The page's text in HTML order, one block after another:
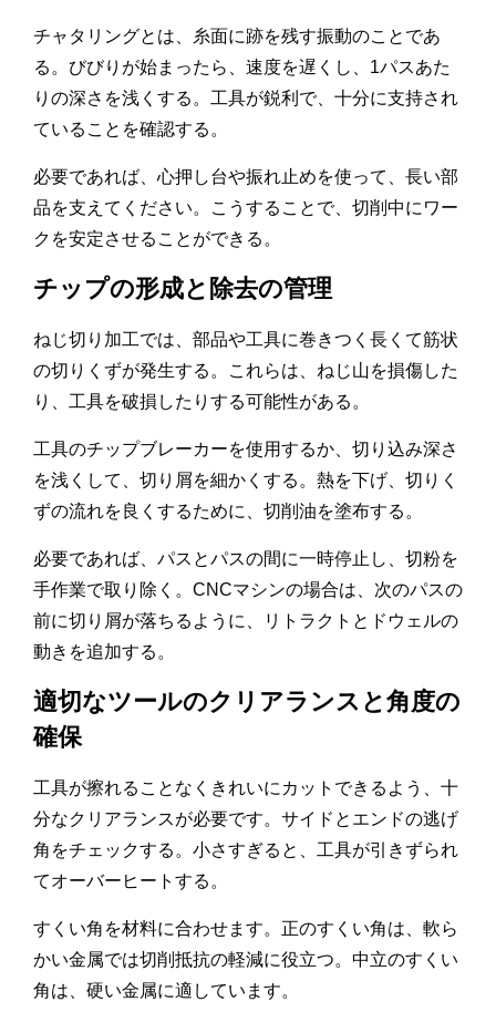
チャタリングとは、糸面に跡を残す振動のことであ
る。びびりが始まったら、速度を遅くし、1パスあた
りの深さを浅くする。工具が鋭利で、十分に支持され
ていることを確認する。
必要であれば、心押し台や振れ止めを使って、長い部
品を支えてください。こうすることで、切削中にワー
クを安定させることができる。
チップの形成と除去の管理
ねじ切り加工では、部品や工具に巻きつく長くて筋状
の切りくずが発生する。これらは、ねじ山を損傷した
り、工具を破損したりする可能性がある。
工具のチップブレーカーを使用するか、切り込み深さ
を浅くして、切り屑を細かくする。熱を下げ、切りく
ずの流れを良くするために、切削油を塗布する。
必要であれば、パスとパスの間に一時停止し、切粉を
手作業で取り除く。CNCマシンの場合は、次のパスの
前に切り屑が落ちるように、リトラクトとドウェルの
動きを追加する。
適切なツールのクリアランスと角度の
確保
工具が擦れることなくきれいにカットできるよう、十
分なクリアランスが必要です。サイドとエンドの逃げ
角をチェックする。小さすぎると、工具が引きずられ
てオーバーヒートする。
すくい角を材料に合わせます。正のすくい角は、軟ら
かい金属では切削抵抗の軽減に役立つ。中立のすくい
角は、硬い金属に適しています。